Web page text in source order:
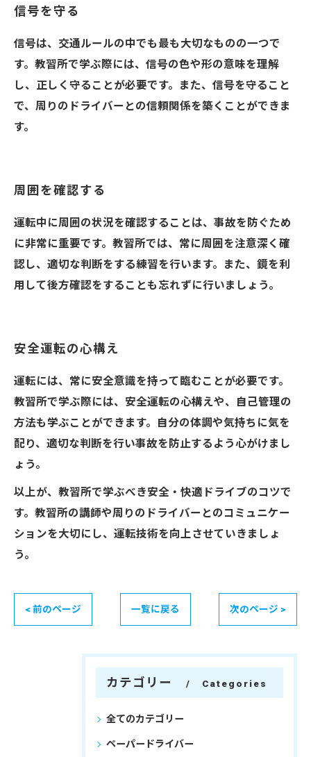
信号を守る
信号は、交通ルールの中でも最も大切なものの一つで
す。教習所で学ぶ際には、信号の色や形の意味を理解
し、正しく守ることが必要です。また、信号を守ること
で、周りのドライバーとの信頼関係を築くことができま
す。
周囲を確認する
運転中に周囲の状況を確認することは、事故を防ぐため
に非常に重要です。教習所では、常に周囲を注意深く確
認し、適切な判断をする練習を行います。また、鏡を利
用して後方確認をすることも忘れずに行いましょう。
安全運転の心構え
運転には、常に安全意識を持って臨むことが必要です。
教習所で学ぶ際には、安全運転の心構えや、自己管理の
方法も学ぶことができます。自分の体調や気持ちに気を
配り、適切な判断を行い事故を防止するよう心がけまし
ょう。
以上が、教習所で学ぶべき安全・快適ドライブのコツで
す。教習所の講師や周りのドライバーとのコミュニケー
ションを大切にし、運転技術を向上させていきましょ
う。
< 前のページ 一覧に戻る 次のページ >
カテゴリー Categories
全てのカテゴリー
ペーパードライバー